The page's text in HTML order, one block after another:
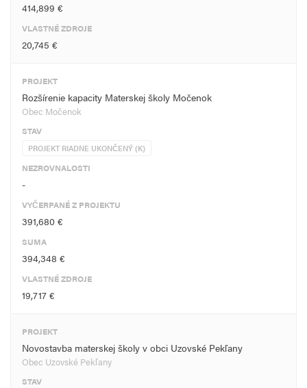
414,899 €
VLASTNÉ ZDROJE
20,745 €
PROJEKT
Rozšírenie kapacity Materskej školy Močenok
Obec Močenok
STAV
PROJEKT RIADNE UKONČENÝ (K)
NEZROVNALOSTI
-
VYČERPANÉ Z PROJEKTU
391,680 €
SUMA
394,348 €
VLASTNÉ ZDROJE
19,717 €
PROJEKT
Novostavba materskej školy v obci Uzovské Pekľany
Obec Uzovské Pekľany
STAV